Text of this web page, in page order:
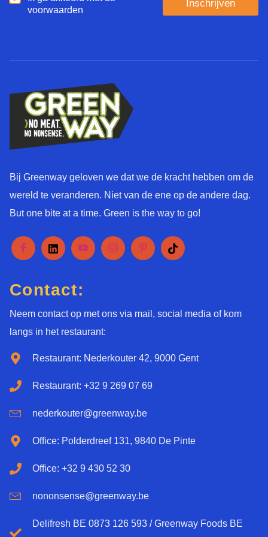
voorwaarden
Inschrijven
Bij Greenway geloven we dat we de kracht hebben om de
wereld te veranderen. Niet van de ene op de andere dag.
But one bite at a time. Green is the way to go!
Contact:
Neem contact op met ons via mail, social media of kom
langs in het restaurant:
Restaurant: Nederkouter 42, 9000 Gent
Restaurant: +32 9 269 07 69
nederkouter@greenway.be
Office: Polderdreef 131, 9840 De Pinte
Office: +32 9 430 52 30
nononsense@greenway.be
Delifresh BE 0873 126 593 / Greenway Foods BE